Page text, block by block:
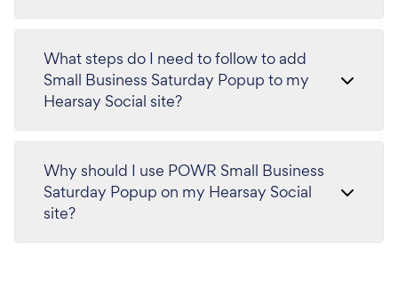
What steps do I need to follow to add
Small Business Saturday Popup to my
Hearsay Social site?
Why should I use POWR Small Business
Saturday Popup on my Hearsay Social
site?